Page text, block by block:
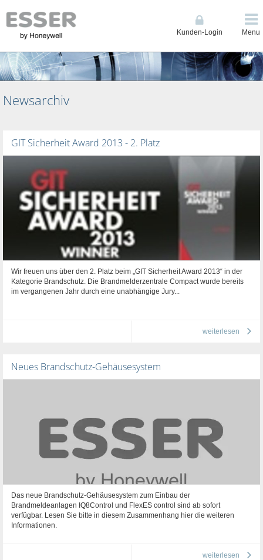
Kunden-Login Menu
Newsarchiv
GIT Sicherheit Award 2013 - 2. Platz
Wir freuen uns über den 2. Platz beim „GIT Sicherheit Award 2013“ in der
Kategorie Brandschutz. Die Brandmelderzentrale Compact wurde bereits
im vergangenen Jahr durch eine unabhängige Jury...
weiterlesen
Neues Brandschutz-Gehäusesystem
Das neue Brandschutz-Gehäusesystem zum Einbau der
Brandmeldeanlagen IQ8Control und FlexES control sind ab sofort
verfügbar. Lesen Sie bitte in diesem Zusammenhang hier die weiteren
Informationen.
weiterlesen